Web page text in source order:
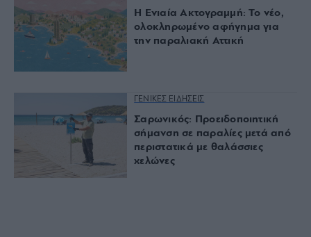
Η Ενιαία Ακτογραμμή: Το νέο,
ολοκληρωμένο αφήγημα για
την παραλιακή Αττική
ΓΕΝΙΚΕΣ ΕΙΔΗΣΕΙΣ
Σαρωνικός: Προειδοποιητική
σήμανση σε παραλίες μετά από
περιστατικά με θαλάσσιες
χελώνες